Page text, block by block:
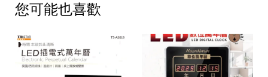
您可能也喜歡